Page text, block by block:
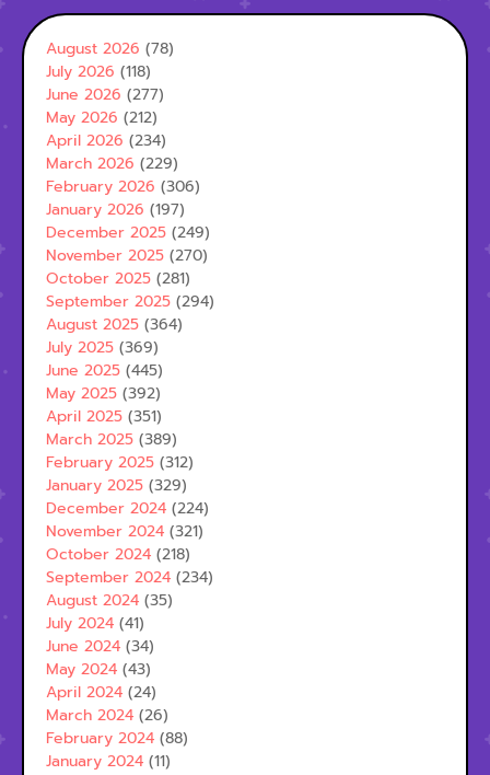
August 2026 (78)
July 2026 (118)
June 2026 (277)
May 2026 (212)
April 2026 (234)
March 2026 (229)
February 2026 (306)
January 2026 (197)
December 2025 (249)
November 2025 (270)
October 2025 (281)
September 2025 (294)
August 2025 (364)
July 2025 (369)
June 2025 (445)
May 2025 (392)
April 2025 (351)
March 2025 (389)
February 2025 (312)
January 2025 (329)
December 2024 (224)
November 2024 (321)
October 2024 (218)
September 2024 (234)
August 2024 (35)
July 2024 (41)
June 2024 (34)
May 2024 (43)
April 2024 (24)
March 2024 (26)
February 2024 (88)
January 2024 (11)